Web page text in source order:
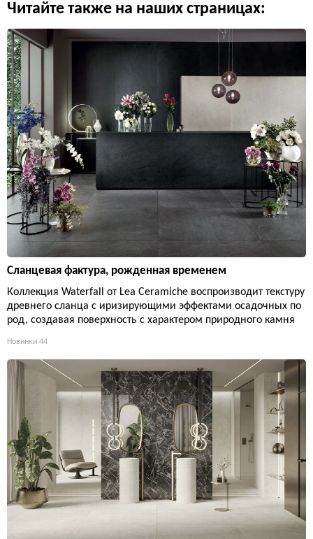
Читайте также на наших страницах:
Сланцевая фактура, рожденная временем
Коллекция Waterfall от Lea Ceramiche воспроизводит текстуру
древнего сланца с иризирующими эффектами осадочных по
род, создавая поверхность с характером природного камня
Новинки 44